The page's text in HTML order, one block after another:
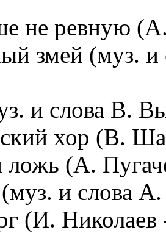
не ревную
змей (муз. и
и слова В.
хор (В.
ложь (А.
и слова
(И. Николаев